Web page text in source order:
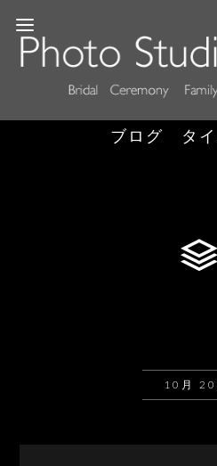
ブログ タイ
10月